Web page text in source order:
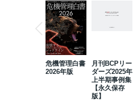
危機管理白書
2026年版
月刊BCPリー
ダーズ2025年
上半期事例集
【永久保存
版】